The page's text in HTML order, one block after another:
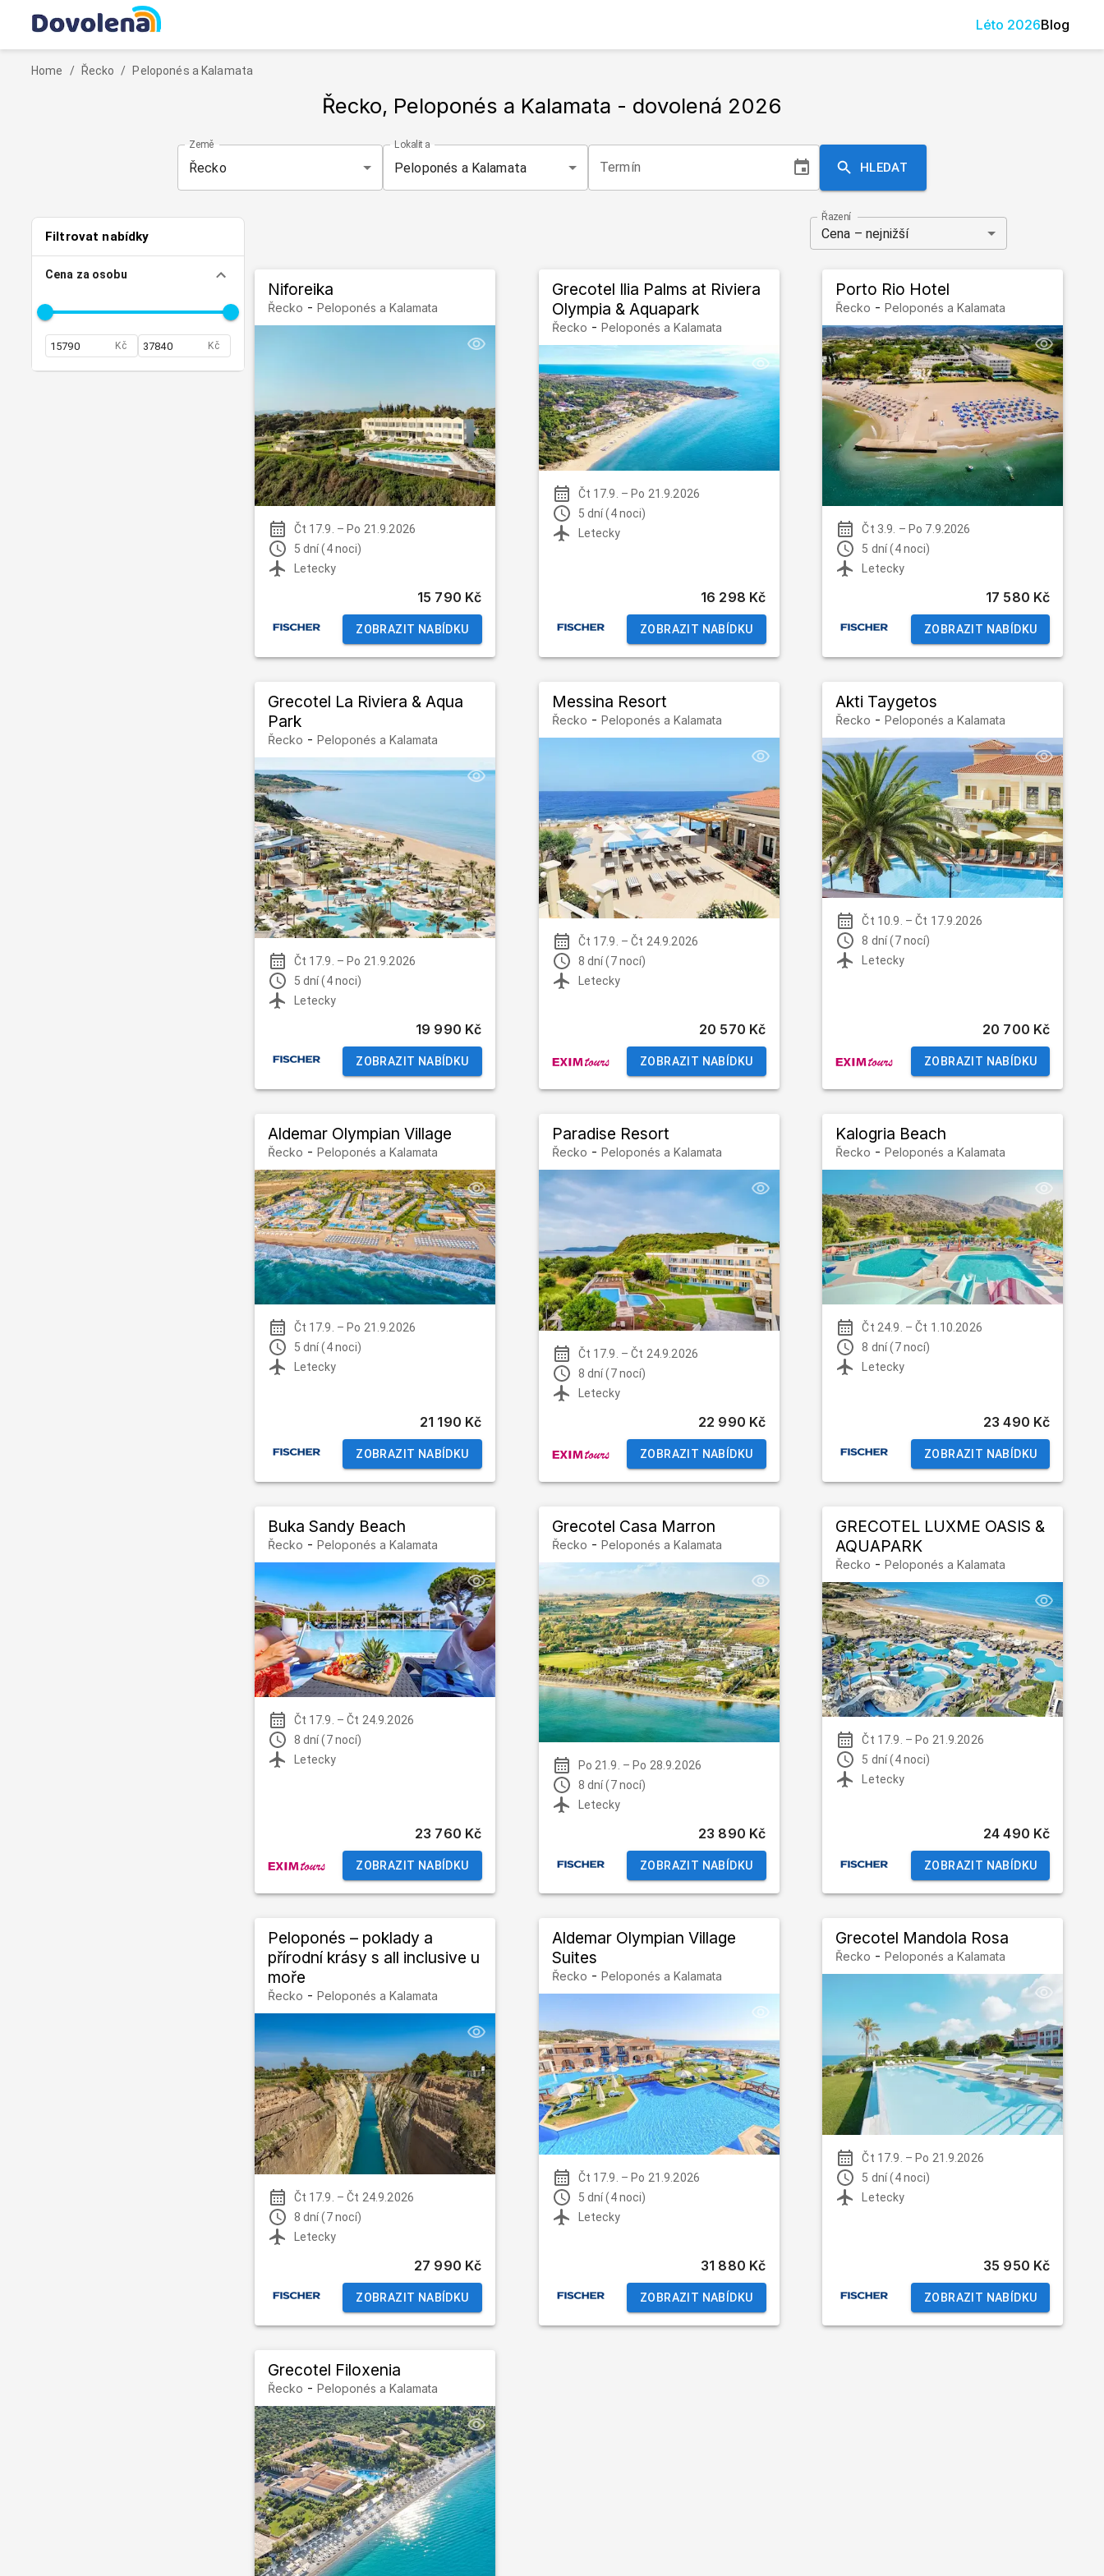
Léto 2026Blog
Home / Řecko / Peloponés a Kalamata
Řecko, Peloponés a Kalamata - dovolená 2026
Země
Řecko
Lokalita
Peloponés a Kalamata Termín HLEDAT
Filtrovat nabídky
Cena za osobu
Kč Kč
Řazení
Cena – nejnižší
Niforeika
Řecko - Peloponés a Kalamata
Čt 17.9. – Po 21.9.2026
5 dní (4 noci)
Letecky
15 790 Kč
ZOBRAZIT NABÍDKU
Grecotel Ilia Palms at Riviera
Olympia & Aquapark
Řecko - Peloponés a Kalamata
Čt 17.9. – Po 21.9.2026
5 dní (4 noci)
Letecky
16 298 Kč
ZOBRAZIT NABÍDKU
Porto Rio Hotel
Řecko -Peloponés a Kalamata
Čt 3.9. – Po 7.9.2026
5 dní (4 noci)
Letecky
17 580 Kč
ZOBRAZIT NABÍDKU
Grecotel La Riviera & Aqua
Park
Řecko - Peloponés a Kalamata
Čt 17.9. –Po 21.9.2026
5 dní (4 noci)
Letecky
19 990 Kč
ZOBRAZIT NABÍDKU
Messina Resort
Řecko - Peloponés a Kalamata
Čt 17.9. –Čt 24.9.2026
8 dní (7 nocí)
Letecky
20 570 Kč
ZOBRAZIT NABÍDKU
Akti Taygetos
Řecko -Peloponés a Kalamata
Čt 10.9. –Čt 17.9.2026
8 dní (7 nocí)
Letecky
20 700 Kč
ZOBRAZIT NABÍDKU
Aldemar Olympian Village
Řecko - Peloponés a Kalamata
Čt 17.9. – Po 21.9.2026
5 dní (4 noci)
Letecky
21 190 Kč
ZOBRAZIT NABÍDKU
Paradise Resort
Řecko - Peloponés a Kalamata
Čt 17.9. –Čt 24.9.2026
8 dní (7 nocí)
Letecky
22 990 Kč
ZOBRAZIT NABÍDKU
Kalogria Beach
Řecko -Peloponés a Kalamata
Čt 24.9. –Čt 1.10.2026
8 dní (7 nocí)
Letecky
23 490 Kč
ZOBRAZIT NABÍDKU
Buka Sandy Beach
Řecko - Peloponés a Kalamata
Čt 17.9. –Čt 24.9.2026
8 dní (7 nocí)
Letecky
23 760 Kč
ZOBRAZIT NABÍDKU
Grecotel Casa Marron
Řecko - Peloponés a Kalamata
Po 21.9. – Po 28.9.2026
8 dní (7 nocí)
Letecky
23 890 Kč
ZOBRAZIT NABÍDKU
GRECOTEL LUXME OASIS &
AQUAPARK
Řecko -Peloponés a Kalamata
Čt 17.9. – Po 21.9.2026
5 dní (4 noci)
Letecky
24 490 Kč
ZOBRAZIT NABÍDKU
Peloponés – poklady a
přírodní krásy s all inclusive u
moře
Řecko - Peloponés a Kalamata
Čt 17.9. –Čt 24.9.2026
8 dní (7 nocí)
Letecky
27 990 Kč
ZOBRAZIT NABÍDKU
Aldemar Olympian Village
Suites
Řecko - Peloponés a Kalamata
Čt 17.9. – Po 21.9.2026
5 dní (4 noci)
Letecky
31 880 Kč
ZOBRAZIT NABÍDKU
Grecotel Mandola Rosa
Řecko -Peloponés a Kalamata
Čt 17.9. – Po 21.9.2026
5 dní (4 noci)
Letecky
35 950 Kč
ZOBRAZIT NABÍDKU
Grecotel Filoxenia
Řecko - Peloponés a Kalamata